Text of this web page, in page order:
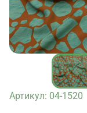
Артикул: 04-1520